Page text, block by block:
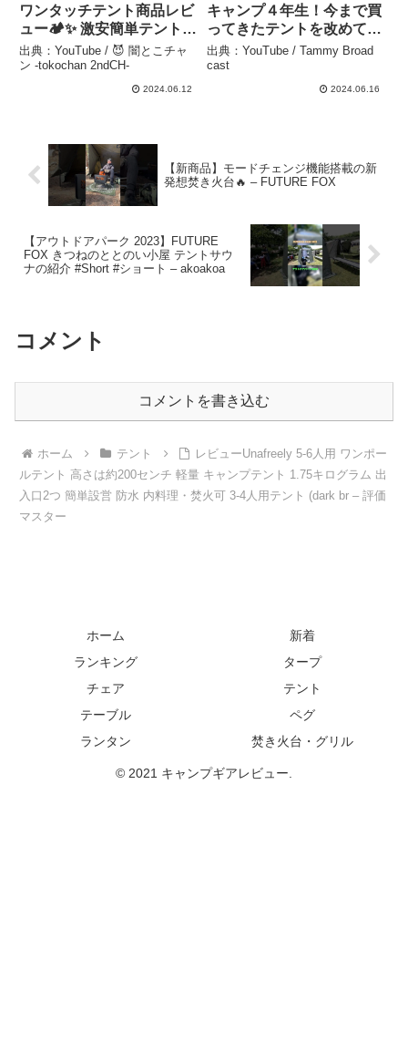
ワンタッチテント商品レビ
ュー🏕️✨ 激安簡単テントの
紹介🔆 – 😈 闇とこチャン -
tokochan 2ndCH-
出典：YouTube / 😈 闇とこチャ
ン -tokochan 2ndCH-
2024.06.12
キャンプ４年生！今まで買
ってきたテントを改めてギ
アレビュー！ – Tammy
Broad cast
出典：YouTube / Tammy Broad
cast
2024.06.16
【新商品】モードチェンジ機能搭載の新
発想焚き火台🔥 – FUTURE FOX
【アウトドアパーク 2023】FUTURE
FOX きつねのととのい小屋 テントサウ
ナの紹介 #Short #ショート – akoakoa
コメント
コメントを書き込む
ホーム テント
レビューUnafreely 5-6人用 ワンポー
ルテント 高さは約200センチ 軽量 キャンプテント 1.75キログラム 出
入口2つ 簡単設営 防水 内料理・焚火可 3-4人用テント (dark br – 評価
マスター
ホーム
新着
ランキング
タープ
チェア
テント
テーブル
ペグ
ランタン
焚き火台・グリル
© 2021 キャンプギアレビュー.